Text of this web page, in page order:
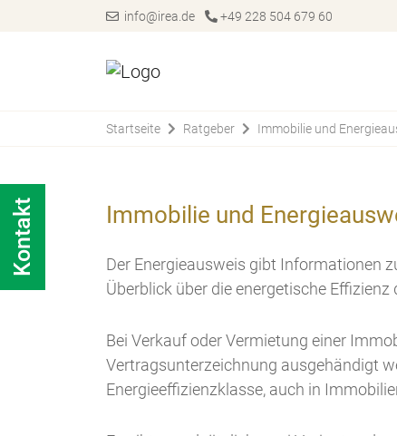
info@irea.de +49 228 504 679 60
Startseite Ratgeber Immobilie und
Immobilie und
Der Energieausweis gibt Informationen
Überblick über die energetische
Bei Verkauf oder Vermietung einer
Vertragsunterzeichnung ausgehändigt
Energieeffizienzklasse, auch in
Kontakt